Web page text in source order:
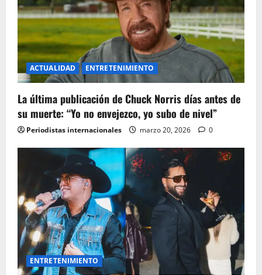
ACTUALIDAD ENTRETENIMIENTO
La última publicación de Chuck Norris días antes de
su muerte: “Yo no envejezco, yo subo de nivel”
Periodistas internacionales marzo 20, 2026 0
ENTRETENIMIENTO